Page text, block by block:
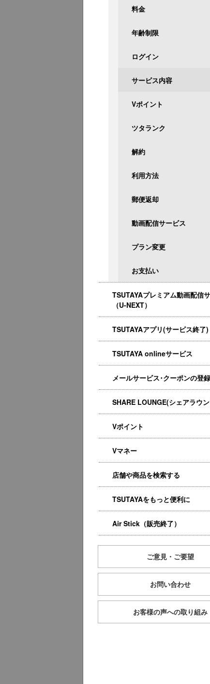
料金
年齢制限
ログイン
サービス内容
Vポイント
ツタランク
解約
利用方法
郵便返却
動画配信サービス
プラン変更
お支払い
TSUTAYAプレミアム動画配信
（U-NEXT）
TSUTAYAアプリ(サービス終了)
TSUTAYA onlineサービス
メールサービス･クーポンの登
SHARE LOUNGE(シェアラウ
Vポイント
Vマネー
店舗や商品を検索する
TSUTAYAをもっと便利に
Air Stick（販売終了）
ご意見・ご要望
お問い合わせ
お客様の声への取り組み